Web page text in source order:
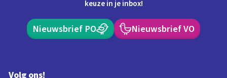
keuze in je inbox!
Nieuwsbrief PO Nieuwsbrief VO
Volg ons!